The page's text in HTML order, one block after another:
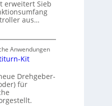
erweitert Sieb
aus…
Anwendungen
Kit
Drehgeber-
für